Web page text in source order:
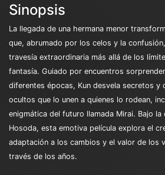
Sinopsis
La llegada de una hermana menor
que, abrumado por los celos y la
travesía extraordinaria más allá de los
fantasía. Guiado por encuentros
diferentes épocas, Kun desvela secretos y
ocultos que lo unen a quienes lo rodean,
enigmática del futuro llamada Mirai. Bajo la
Hosoda, esta emotiva película explora el
adaptación a los cambios y el valor de los
través de los años.